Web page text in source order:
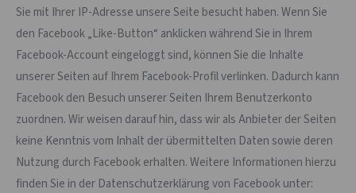
Sie mit Ihrer IP-Adresse unsere Seite besucht haben. Wenn Sie
den Facebook „Like-Button“ anklicken während Sie in Ihrem
Facebook-Account eingeloggt sind, können Sie die Inhalte
unserer Seiten auf Ihrem Facebook-Profil verlinken. Dadurch kann
Facebook den Besuch unserer Seiten Ihrem Benutzerkonto
zuordnen. Wir weisen darauf hin, dass wir als Anbieter der Seiten
keine Kenntnis vom Inhalt der übermittelten Daten sowie deren
Nutzung durch Facebook erhalten. Weitere Informationen hierzu
finden Sie in der Datenschutzerklärung von Facebook unter: